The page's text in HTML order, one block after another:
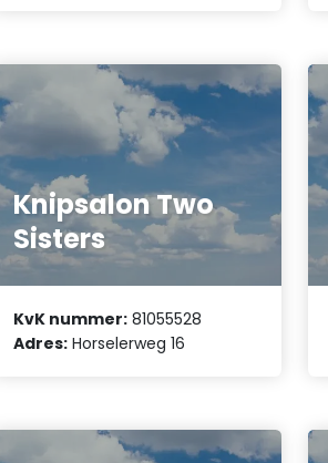
Knipsalon Two
Sisters
KvK nummer: 81055528
Adres: Horselerweg 16